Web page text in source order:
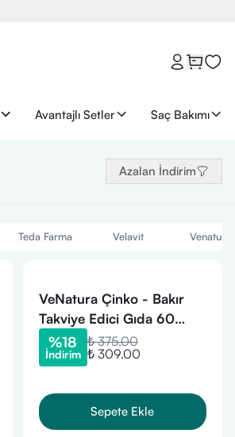
Avantajlı Setler Saç Bakımı
Azalan İndirim
Teda Farma Velavit Venatura
VeNatura Çinko - Bakır
Takviye Edici Gıda 60
Kapsül
%18
İndirim
₺ 375.00
₺ 309.00
Sepete Ekle